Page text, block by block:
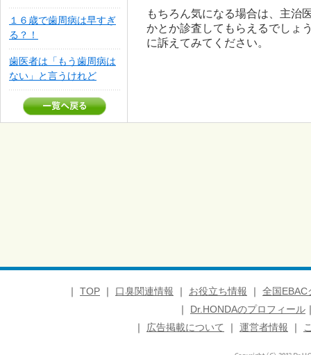
１６歳で歯周病は早すぎ
る？！
歯医者は「もう歯周病は
ない」と言うけれど
もちろん気になる場合は、主治
かとか診査してもらえるでしょ
に訴えてみてください。
｜ TOP ｜ 口臭関連情報 ｜ お役立ち情報 ｜ 全国EBAC
｜ Dr.HONDAのプロフィール
｜ 広告掲載について ｜ 運営者情報 ｜